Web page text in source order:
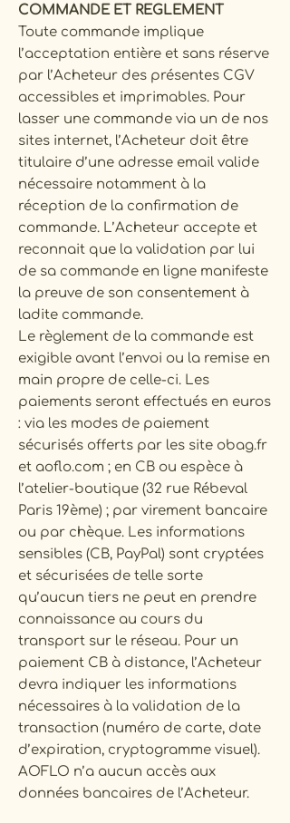
COMMANDE ET REGLEMENT
Toute commande implique
l’acceptation entière et sans réserve
par l’Acheteur des présentes CGV
accessibles et imprimables. Pour
lasser une commande via un de nos
sites internet, l’Acheteur doit être
titulaire d’une adresse email valide
nécessaire notamment à la
réception de la confirmation de
commande. L’Acheteur accepte et
reconnait que la validation par lui
de sa commande en ligne manifeste
la preuve de son consentement à
ladite commande.
Le règlement de la commande est
exigible avant l’envoi ou la remise en
main propre de celle-ci. Les
paiements seront effectués en euros
: via les modes de paiement
sécurisés offerts par les site obag.fr
et aoflo.com ; en CB ou espèce à
l’atelier-boutique (32 rue Rébeval
Paris 19ème) ; par virement bancaire
ou par chèque. Les informations
sensibles (CB, PayPal) sont cryptées
et sécurisées de telle sorte
qu’aucun tiers ne peut en prendre
connaissance au cours du
transport sur le réseau. Pour un
paiement CB à distance, l’Acheteur
devra indiquer les informations
nécessaires à la validation de la
transaction (numéro de carte, date
d’expiration, cryptogramme visuel).
AOFLO n’a aucun accès aux
données bancaires de l’Acheteur.